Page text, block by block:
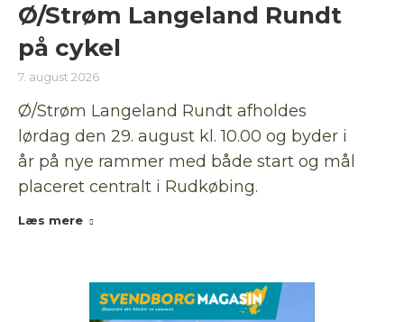
Ø/Strøm Langeland Rundt
på cykel
7. august 2026
Ø/Strøm Langeland Rundt afholdes
lørdag den 29. august kl. 10.00 og byder i
år på nye rammer med både start og mål
placeret centralt i Rudkøbing.
Læs mere